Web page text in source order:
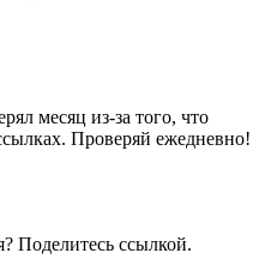
месяц из-за того, что
Проверяй ежедневно!
Поделитесь ссылкой.